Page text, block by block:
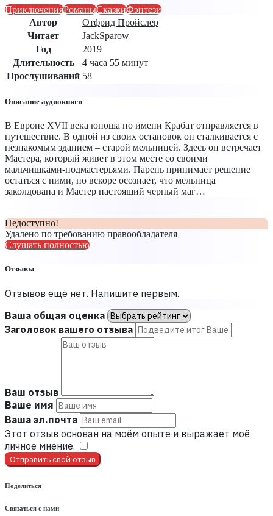
ПриключенияРоманыСказкиФэнтези
Автор
Отфрид Пройслер
Читает
JackSparow
Год
2019
Длительность
4 часа 55 минут
Прослушиваний 58
Описание аудиокниги
В Европе XVII века юноша по имени Крабат отправляется в
путешествие. В одной из своих остановок он сталкивается с
незнакомым зданием – старой мельницей. Здесь он встречает
Мастера, который живет в этом месте со своими
мальчишками-подмастерьями. Парень принимает решение
остаться с ними, но вскоре осознает, что мельница
заколдована и Мастер настоящий черный маг…
Недоступно!
Удалено по требованию правообладателя
Слушать полностью
Отзывы
Отзывов ещё нет. Напишите первым.
Ваша общая оценка
Заголовок вашего отзыва
Ваш отзыв
Ваше имя
Ваша эл.почта
Этот отзыв основан на моём опыте и выражает моё
личное мнение.
Отправить свой отзыв
Поделиться
Связаться с нами